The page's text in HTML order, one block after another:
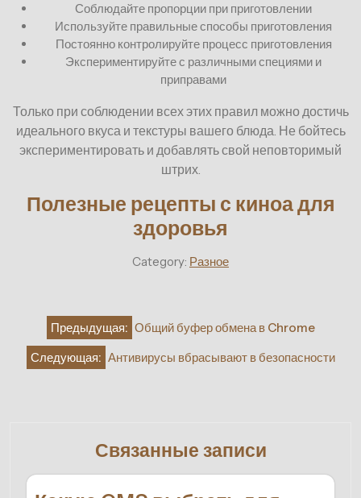
Соблюдайте пропорции при приготовлении
Используйте правильные способы приготовления
Постоянно контролируйте процесс приготовления
Экспериментируйте с различными специями и
приправами
Только при соблюдении всех этих правил можно достичь
идеального вкуса и текстуры вашего блюда. Не бойтесь
экспериментировать и добавлять свой неповторимый
штрих.
Полезные рецепты с киноа для
здоровья
Category: Разное
Навигация
по
записям
Предыдущая: Общий буфер обмена в Chrome
Следующая: Антивирусы вбрасывают в безопасности
Связанные записи